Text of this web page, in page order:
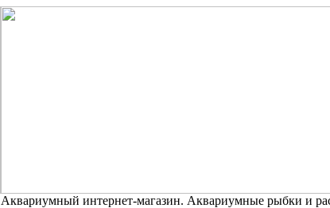
Аквариумный интернет-магазин. Аквариумные рыбки и